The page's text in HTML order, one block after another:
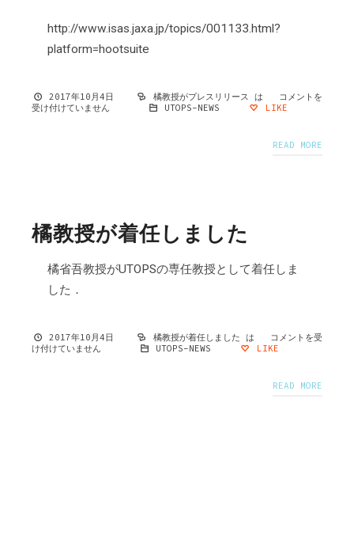
http://www.isas.jaxa.jp/topics/001133.html?
platform=hootsuite
2017年10月4日 橘教授がプレスリリース は
コメントを
受け付けていません
UTOPS-NEWS LIKE
READ MORE
橘教授が着任しました
橘省吾教授がUTOPSの専任教授として着任しま
した．
2017年10月4日 橘教授が着任しました は
コメントを受
け付けていません
UTOPS-NEWS LIKE
READ MORE